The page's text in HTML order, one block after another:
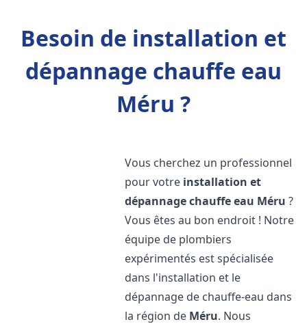
Besoin de installation et
dépannage chauffe eau
Méru ?
Vous cherchez un professionnel
pour votre installation et
dépannage chauffe eau Méru ?
Vous êtes au bon endroit ! Notre
équipe de plombiers
expérimentés est spécialisée
dans l'installation et le
dépannage de chauffe-eau dans
la région de Méru. Nous